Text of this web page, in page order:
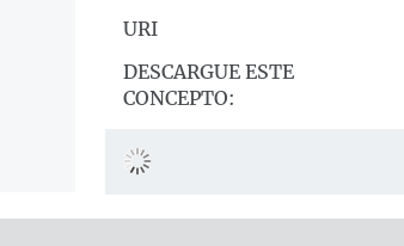
URI
DESCARGUE ESTE
CONCEPTO: